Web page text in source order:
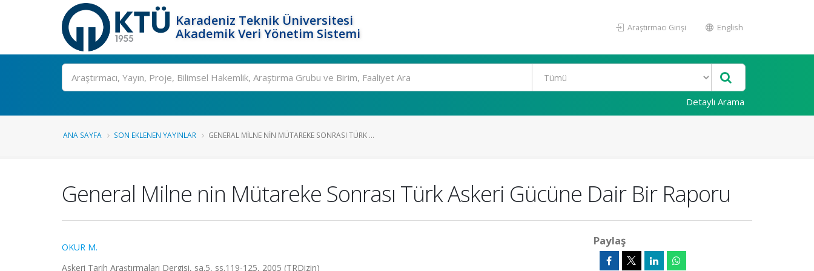
Karadeniz Teknik Üniversitesi
Akademik Veri Yönetim Sistemi
Araştırmacı Girişi English
Ara
Detaylı Arama
ANA SAYFA SON EKLENEN YAYINLAR GENERAL MILNE NIN MÜTAREKE SONRASI TÜRK ...
General Milne nin Mütareke Sonrası Türk Askeri Gücüne Dair Bir Raporu
OKUR M.
Askeri Tarih Araştırmaları Dergisi, sa.5, ss.119-125, 2005 (TRDizin)
Paylaş